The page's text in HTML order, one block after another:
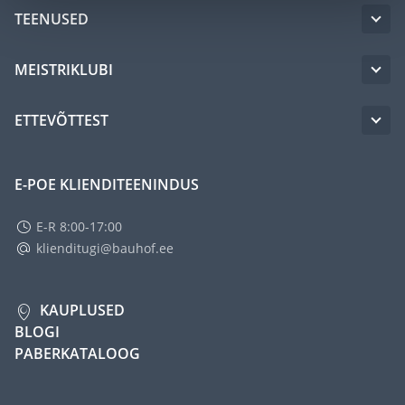
TEENUSED
MEISTRIKLUBI
ETTEVÕTTEST
E-POE KLIENDITEENINDUS
E-R 8:00-17:00
klienditugi@bauhof.ee
KAUPLUSED
BLOGI
PABERKATALOOG